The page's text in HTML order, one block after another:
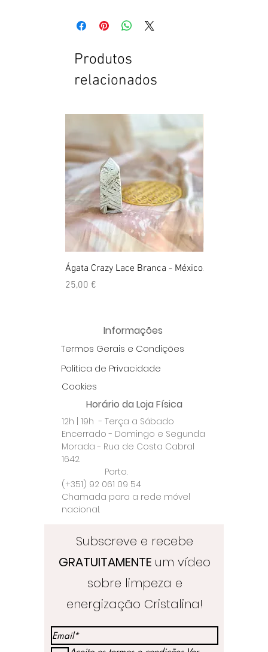
Produtos
relacionados
Ágata Crazy Lace Branca - México
Preço
25,00 €
Anel Golden
Informações
Termos Gerais e Condições
Politica de Privacidade
Cookies
Horário da Loja Física
12h | 19h - Terça a Sábado
Encerrado - Domingo e Segunda
Morada - Rua de Costa Cabral
1642.
Porto.
(+351) 92 061 09 54
Chamada para a rede móvel
nacional.
Subscreve e recebe
GRATUITAMENTE um vídeo
sobre limpeza e
energização Cristalina!